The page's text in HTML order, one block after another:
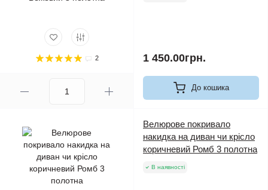
2 1 450.00грн.
До кошика
Велюрове покривало
накидка на диван чи крісло
коричневий Ромб 3 полотна
В наявності